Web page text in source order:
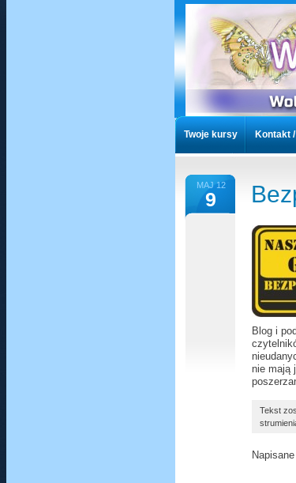
MAJ 12
9
Blog i
nie mają
Tekst
Twoje kursy Kontakt
Listy czytelników